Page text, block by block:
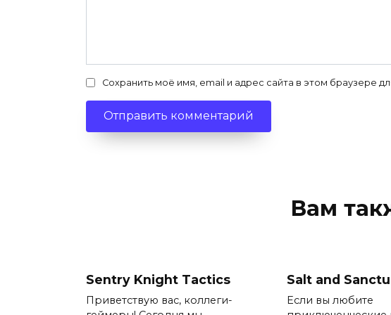
Сохранить моё имя, email и адрес сайта в этом браузере
Вам
Sentry Knight Tactics
Приветствую вас, коллеги-
Salt and
Если вы любите